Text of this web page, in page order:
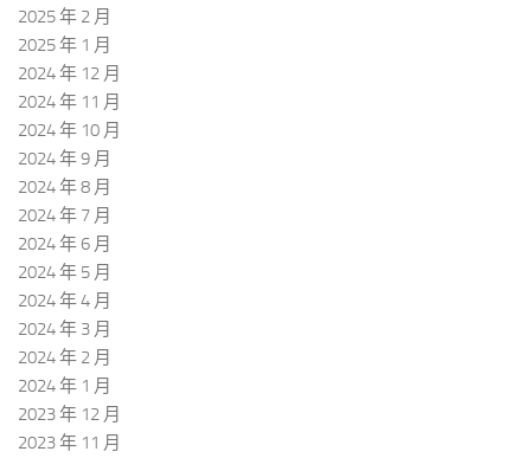
2025 年 2 月
2025 年 1 月
2024 年 12 月
2024 年 11 月
2024 年 10 月
2024 年 9 月
2024 年 8 月
2024 年 7 月
2024 年 6 月
2024 年 5 月
2024 年 4 月
2024 年 3 月
2024 年 2 月
2024 年 1 月
2023 年 12 月
2023 年 11 月